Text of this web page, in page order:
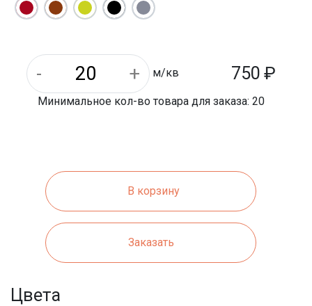
Назначение:
Вес 1 паллета: 1000 кг
м/кв 750 ₽
Минимальное кол-во товара для заказа: 20
В корзину
Заказать
Цвета